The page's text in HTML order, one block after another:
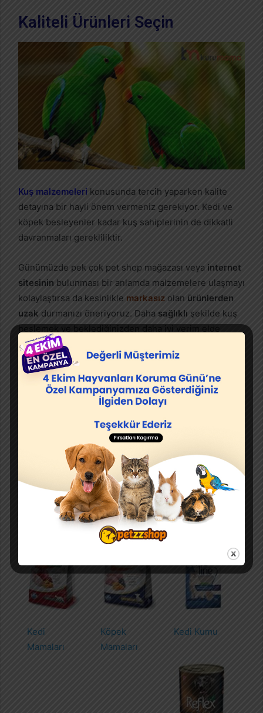
Kaliteli Ürünleri Seçin
Kuş malzemeleri konusunda tercih yaparken kalite
detayına bir hayli önem vermeniz gerekiyor. Kedi ve
köpek besleyenler kadar kuş sahiplerinin de dikkatli
davranmaları gerekliliktir.
Günümüzde pek çok pet shop mağazası veya internet
sitesinin bulunması bir anlamda malzemelere ulaşmayı
kolaylaştırsa da kesinlikle markasız olan ürünlerden
uzak durmanızı öneriyoruz. Daha sağlıklı şekilde kuş
beslemek ve beklediğinizden daha iyi verim elde
etmek için kalite detayını göz önünde bulundurmanız,
elbette işinizin daha da kolaylaşmasını sağlayacaktır.
Muhabbet kuşu, papağan, Hint bülbülü
türlerine ait tüm aksesuar ve kuş yemi çeşitlerini
bulabileceğiniz sitemiz ile güvenli alışveriş yapabilir,
ihtiyaçlarınızı karşılarkenen uygun fiyat
avantajlarından yararlanabilirsiniz.
Kedi
Mamaları
Köpek
Mamaları
Kedi Kumu